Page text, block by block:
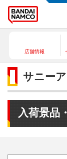
店舗情報
サニー
入荷景品